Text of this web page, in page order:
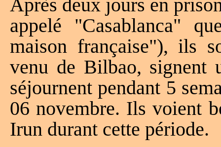
Après deux jours en
appelé "Casablanca"
maison française"), ils
venu de Bilbao, signent
séjournent pendant 5
06 novembre. Ils voient
Irun durant cette période.